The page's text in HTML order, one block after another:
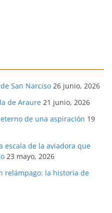
San Narciso 26 junio, 2026
de Araure 21 junio, 2026
de una aspiración 19
escala de la aviadora que
23 mayo, 2026
relámpago: la historia de